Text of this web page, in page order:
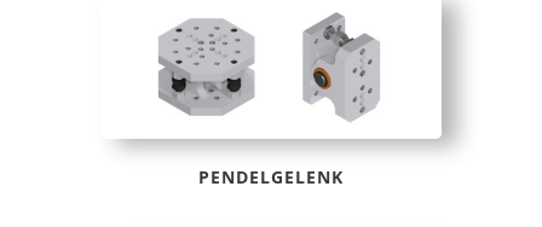
PENDELGELENK